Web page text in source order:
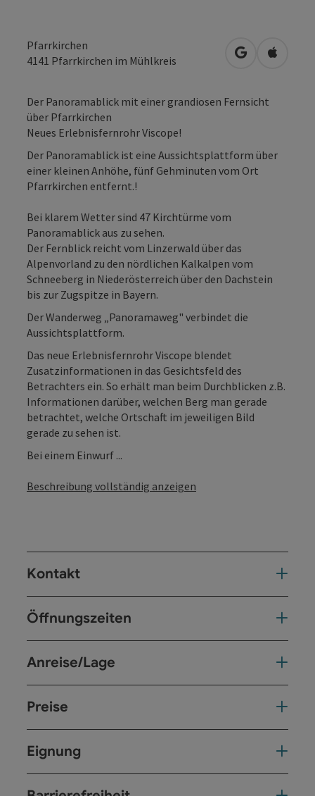
Pfarrkirchen
4141 Pfarrkirchen im Mühlkreis in Google
in
Der Panoramablick mit einer grandiosen Fernsicht
über Pfarrkirchen
Neues Erlebnisfernrohr Viscope!
Der Panoramablick ist eine Aussichtsplattform über
einer kleinen Anhöhe, fünf Gehminuten vom Ort
Pfarrkirchen entfernt.!
Bei klarem Wetter sind 47 Kirchtürme vom
Panoramablick aus zu sehen.
Der Fernblick reicht vom Linzerwald über das
Alpenvorland zu den nördlichen Kalkalpen vom
Schneeberg in Niederösterreich über den Dachstein
bis zur Zugspitze in Bayern.
Der Wanderweg „Panoramaweg" verbindet die
Aussichtsplattform.
Das neue Erlebnisfernrohr Viscope blendet
Zusatzinformationen in das Gesichtsfeld des
Betrachters ein. So erhält man beim Durchblicken z.B.
Informationen darüber, welchen Berg man gerade
betrachtet, welche Ortschaft im jeweiligen Bild
gerade zu sehen ist.
Bei einem Einwurf ...
Beschreibung vollständig anzeigen
Kontakt
Öffnungszeiten
Anreise/Lage
Preise
Eignung